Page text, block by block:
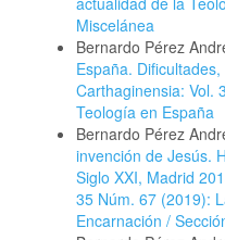
Miscelánea
Bernardo Pérez
España.
Carthaginensia: Vol.
Teología en España
Bernardo Pérez
invención de Jesús.
Siglo XXI, Madrid
35 Núm. 67 (2019):
Encarnación /